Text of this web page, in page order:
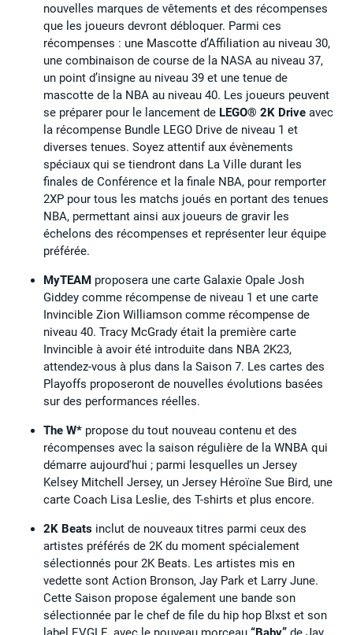
nouvelles marques de vêtements et des récompenses
que les joueurs devront débloquer. Parmi ces
récompenses : une Mascotte d’Affiliation au niveau 30,
une combinaison de course de la NASA au niveau 37,
un point d’insigne au niveau 39 et une tenue de
mascotte de la NBA au niveau 40. Les joueurs peuvent
se préparer pour le lancement de LEGO® 2K Drive avec
la récompense Bundle LEGO Drive de niveau 1 et
diverses tenues. Soyez attentif aux évènements
spéciaux qui se tiendront dans La Ville durant les
finales de Conférence et la finale NBA, pour remporter
2XP pour tous les matchs joués en portant des tenues
NBA, permettant ainsi aux joueurs de gravir les
échelons des récompenses et représenter leur équipe
préférée.
MyTEAM proposera une carte Galaxie Opale Josh
Giddey comme récompense de niveau 1 et une carte
Invincible Zion Williamson comme récompense de
niveau 40. Tracy McGrady était la première carte
Invincible à avoir été introduite dans NBA 2K23,
attendez-vous à plus dans la Saison 7. Les cartes des
Playoffs proposeront de nouvelles évolutions basées
sur des performances réelles.
The W* propose du tout nouveau contenu et des
récompenses avec la saison régulière de la WNBA qui
démarre aujourd'hui ; parmi lesquelles un Jersey
Kelsey Mitchell Jersey, un Jersey Héroïne Sue Bird, une
carte Coach Lisa Leslie, des T-shirts et plus encore.
2K Beats inclut de nouveaux titres parmi ceux des
artistes préférés de 2K du moment spécialement
sélectionnés pour 2K Beats. Les artistes mis en
vedette sont Action Bronson, Jay Park et Larry June.
Cette Saison propose également une bande son
sélectionnée par le chef de file du hip hop Blxst et son